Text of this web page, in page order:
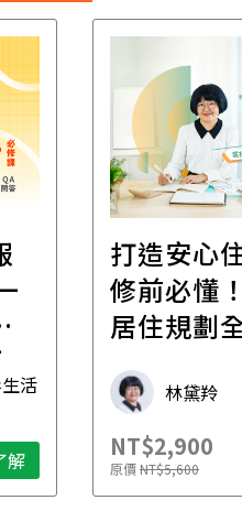
活
解
打造安心
修前必懂
居住規劃
林黛羚
NT$2,900
原價NT$5,600